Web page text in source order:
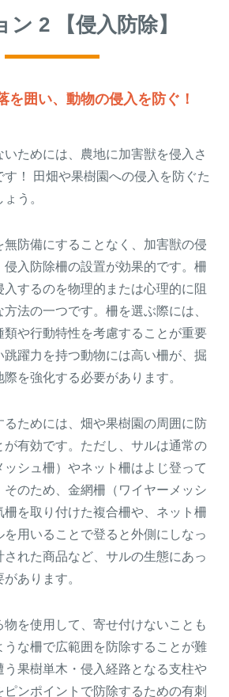
ン 2 【侵入防除】
を囲い、動物の侵入を防ぐ！
いためには、農地に加害獣を侵入さ
！ 田畑や果樹園への侵入を防ぐた
う。
無防備にすることなく、加害獣の侵
侵入防除柵の設置が効果的です。柵
するのを物理的または心理的に阻
法の一つです。柵を選ぶ際には、
類や行動特性を考慮することが重要
跳躍力を持つ動物には高い柵が、掘
を強化する必要があります。
るためには、畑や果樹園の周囲に防
が有効です。ただし、サルは通常の
シュ柵）やネット柵はよじ登って
そのため、金網柵（ワイヤーメッシ
柵を取り付けた複合柵や、ネット柵
用いることで登ると外側にしなっ
れた商品など、サルの生態にあっ
あります。
物を使用して、寄せ付けないことも
うな柵で広範囲を防除することが難
う果樹単木・侵入経路となる支柱や
ンポイントで防除するための有刺